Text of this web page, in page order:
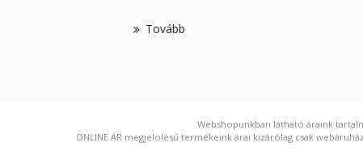
Tovább
Webshopunkban látható áraink
ONLINE ÁR megjelölésű termékeink árai kizárólag csak